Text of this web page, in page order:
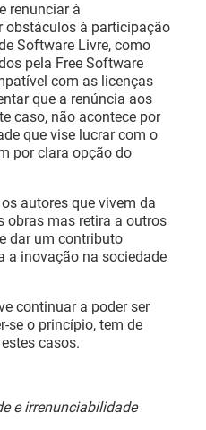
renunciar à
obstáculos à participação
Software Livre, como
pela Free Software
com as licenças
que a renúncia aos
caso, não acontece por
que vise lucrar com o
por clara opção do
autores que vivem da
obras mas retira a outros
dar um contributo
a inovação na sociedade
continuar a poder ser
se o princípio, tem de
casos.
e irrenunciabilidade